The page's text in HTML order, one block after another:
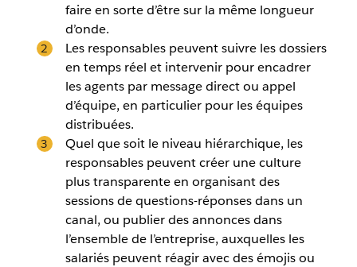
faire en sorte d’être sur la même longueur
d’onde.
Les responsables peuvent suivre les dossiers
en temps réel et intervenir pour encadrer
les agents par message direct ou appel
d’équipe, en particulier pour les équipes
distribuées.
Quel que soit le niveau hiérarchique, les
responsables peuvent créer une culture
plus transparente en organisant des
sessions de questions-réponses dans un
canal, ou publier des annonces dans
l’ensemble de l’entreprise, auxquelles les
salariés peuvent réagir avec des émojis ou